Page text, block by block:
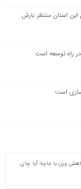
استان منتظر بارش
راه توسعه است
است
وزن با ماچا؛ آیا چای